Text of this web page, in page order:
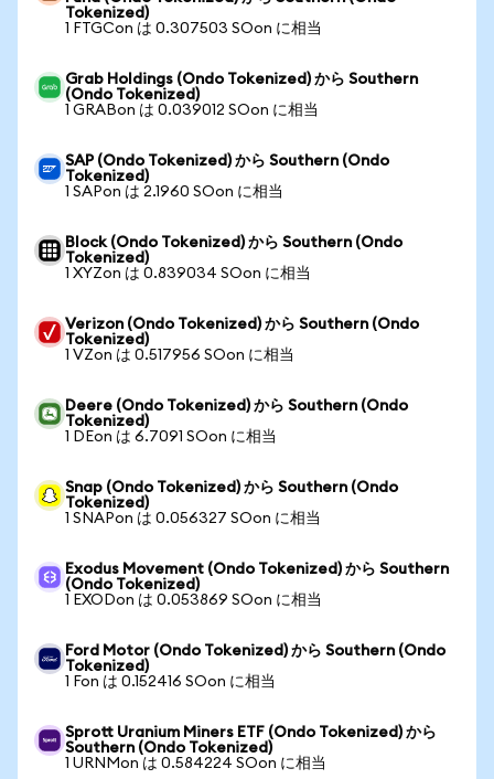
Tokenized)
1 FTGCon は 0.307503 SOon に相当
Grab Holdings (Ondo Tokenized) から Southern
(Ondo Tokenized)
1 GRABon は 0.039012 SOon に相当
SAP (Ondo Tokenized) から Southern (Ondo
Tokenized)
1 SAPon は 2.1960 SOon に相当
Block (Ondo Tokenized) から Southern (Ondo
Tokenized)
1 XYZon は 0.839034 SOon に相当
Verizon (Ondo Tokenized) から Southern (Ondo
Tokenized)
1 VZon は 0.517956 SOon に相当
Deere (Ondo Tokenized) から Southern (Ondo
Tokenized)
1 DEon は 6.7091 SOon に相当
Snap (Ondo Tokenized) から Southern (Ondo
Tokenized)
1 SNAPon は 0.056327 SOon に相当
Exodus Movement (Ondo Tokenized) から Southern
(Ondo Tokenized)
1 EXODon は 0.053869 SOon に相当
Ford Motor (Ondo Tokenized) から Southern (Ondo
Tokenized)
1 Fon は 0.152416 SOon に相当
Sprott Uranium Miners ETF (Ondo Tokenized) から
Southern (Ondo Tokenized)
1 URNMon は 0.584224 SOon に相当